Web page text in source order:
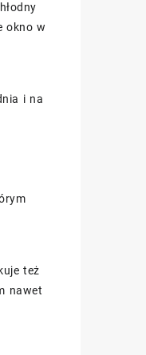
okno w
i na
też
nawet